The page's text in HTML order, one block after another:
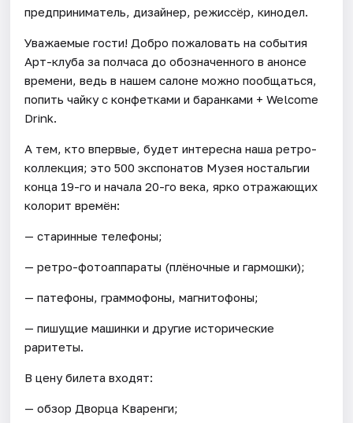
предприниматель, дизайнер, режиссёр, кинодел.
Уважаемые гости! Добро пожаловать на события
Арт-клуба за полчаса до обозначенного в анонсе
времени, ведь в нашем салоне можно пообщаться,
попить чайку с конфетками и баранками + Welcome
Drink.
А тем, кто впервые, будет интересна наша ретро-
коллекция; это 500 экспонатов Музея ностальгии
конца 19-го и начала 20-го века, ярко отражающих
колорит времён:
— старинные телефоны;
— ретро-фотоаппараты (плёночные и гармошки);
— патефоны, граммофоны, магнитофоны;
— пишущие машинки и другие исторические
раритеты.
В цену билета входят:
— обзор Дворца Кваренги;